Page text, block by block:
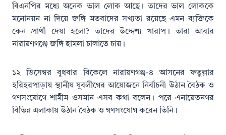
বিএনপির মধ্যে অনেক ভাল লোক আছে। তাদের ভাল লোককে
মনোনয়ন না দিয়ে জঙ্গি মতবাদের সখ্যতা রয়েছে এমন ব্যক্তিকে
কেন প্রার্থী দেয়া হলো? তাদের উদ্দেশ্য খারাপ। তারা আবার
নারায়ণগঞ্জে জঙ্গি হামলা চালাতে চায়।
১২ ডিসেম্বর বুধবার বিকেলে নারায়ণগঞ্জ-৪ আসনের ফতুল্লার
হরিহরপাড়ায় স্থানীয় যুবলীগের আয়োজনে নির্বাচনী উঠান বৈঠক ও
গণসংযোগে শামীম ওসমান এসব কথা বলেন। পরে এনায়েতনগর
বিভিন্ন এলাকায় উঠান বৈঠক ও গণসংযোগ করেন তিনি।